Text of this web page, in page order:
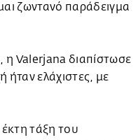
ζωντανό παράδειγμα
η Valerjana διαπίστωσε
ήταν ελάχιστες, με
τάξη του